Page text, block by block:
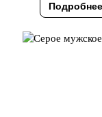
Подробнее